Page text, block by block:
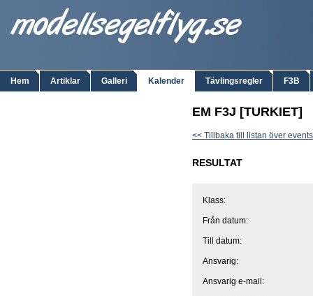
Hem Artiklar Galleri Kalender Tävlingsregler F3B
EM F3J [TURKIET]
<< Tillbaka till listan över events
RESULTAT
Klass:
Från datum:
Till datum:
Ansvarig:
Ansvarig e-mail: